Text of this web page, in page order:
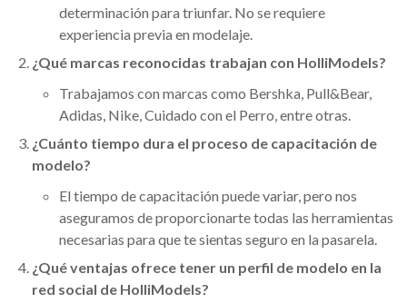
determinación para triunfar. No se requiere
experiencia previa en modelaje.
¿Qué marcas reconocidas trabajan con HolliModels?
Trabajamos con marcas como Bershka, Pull&Bear,
Adidas, Nike, Cuidado con el Perro, entre otras.
¿Cuánto tiempo dura el proceso de capacitación de
modelo?
El tiempo de capacitación puede variar, pero nos
aseguramos de proporcionarte todas las herramientas
necesarias para que te sientas seguro en la pasarela.
¿Qué ventajas ofrece tener un perfil de modelo en la
red social de HolliModels?